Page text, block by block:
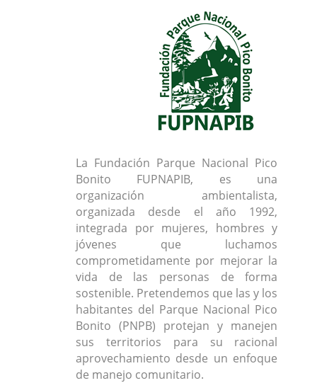
La Fundación Parque Nacional Pico
Bonito FUPNAPIB, es una
organización ambientalista,
organizada desde el año 1992,
integrada por mujeres, hombres y
jóvenes que luchamos
comprometidamente por mejorar la
vida de las personas de forma
sostenible. Pretendemos que las y los
habitantes del Parque Nacional Pico
Bonito (PNPB) protejan y manejen
sus territorios para su racional
aprovechamiento desde un enfoque
de manejo comunitario.